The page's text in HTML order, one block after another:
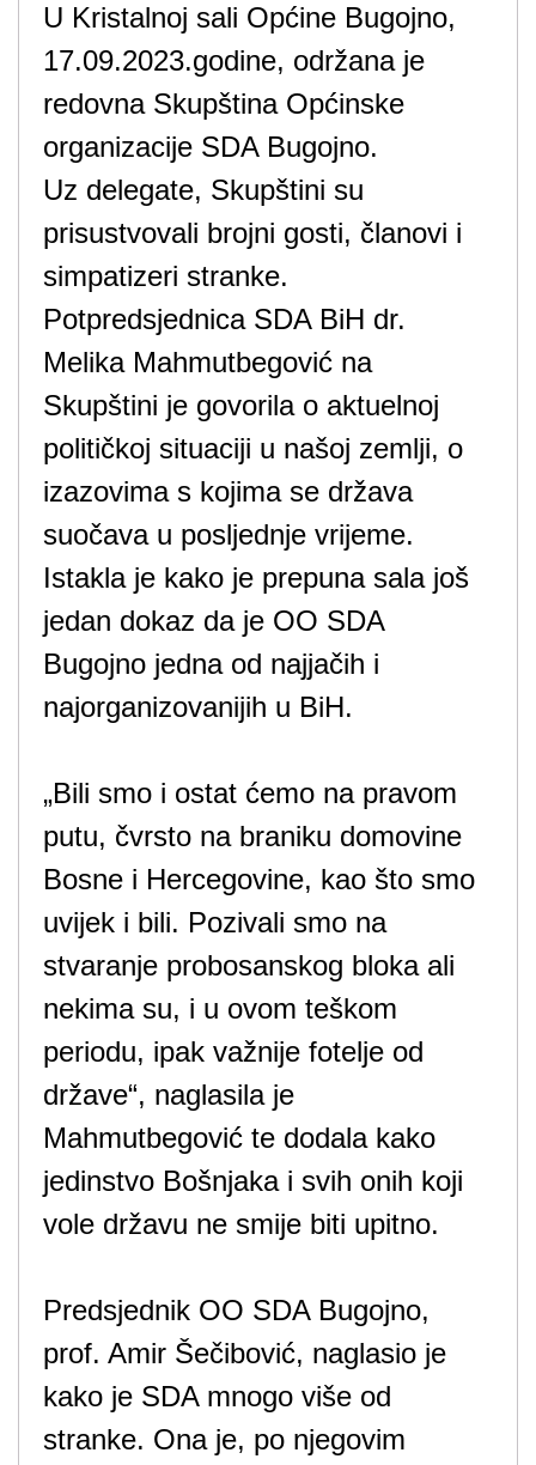
U Kristalnoj sali Općine Bugojno,
17.09.2023.godine, održana je
redovna Skupština Općinske
organizacije SDA Bugojno.
Uz delegate, Skupštini su
prisustvovali brojni gosti, članovi i
simpatizeri stranke.
Potpredsjednica SDA BiH dr.
Melika Mahmutbegović na
Skupštini je govorila o aktuelnoj
političkoj situaciji u našoj zemlji, o
izazovima s kojima se država
suočava u posljednje vrijeme.
Istakla je kako je prepuna sala još
jedan dokaz da je OO SDA
Bugojno jedna od najjačih i
najorganizovanijih u BiH.
„Bili smo i ostat ćemo na pravom
putu, čvrsto na braniku domovine
Bosne i Hercegovine, kao što smo
uvijek i bili. Pozivali smo na
stvaranje probosanskog bloka ali
nekima su, i u ovom teškom
periodu, ipak važnije fotelje od
države“, naglasila je
Mahmutbegović te dodala kako
jedinstvo Bošnjaka i svih onih koji
vole državu ne smije biti upitno.
Predsjednik OO SDA Bugojno,
prof. Amir Šečibović, naglasio je
kako je SDA mnogo više od
stranke. Ona je, po njegovim